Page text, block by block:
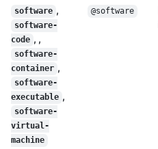
software ,
software-
code , ,
software-
container ,
software-
executable ,
software-
virtual-
machine
@software